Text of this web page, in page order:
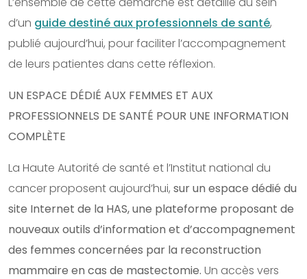
d’un guide destiné aux professionnels de santé,
publié aujourd’hui, pour faciliter l’accompagnement
de leurs patientes dans cette réflexion.
UN ESPACE DÉDIÉ AUX FEMMES ET AUX
PROFESSIONNELS DE SANTÉ POUR UNE INFORMATION
COMPLÈTE
La Haute Autorité de santé et l’Institut national du
cancer proposent aujourd’hui, sur un espace dédié du
site Internet de la HAS, une plateforme proposant de
nouveaux outils d’information et d’accompagnement
des femmes concernées par la reconstruction
mammaire en cas de mastectomie. Un accès vers